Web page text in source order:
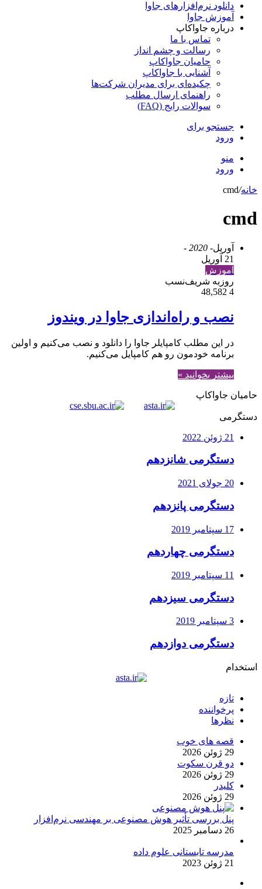
دانلود نرم‌افزارهای جاوا
آموزش جاوا
درباره جاواکاپ
تماس با ما
رسالت و چشم انداز
حامیان جاواکاپ
آشنایی با جاواکاپ
چکیده‌ای برای مدیران شرکت‌ها
راهنمای ارسال مطلب
سوالات رایج (FAQ)
جستجو برای
ورود
منو
ورود
خانه/
cmd
cmd
آوریل- 2020 -
21 آوریل
آموزش
روزبه شریف‌نسب
4
نصب و راه‌اندازی جاوا در ویندوز
در این مطلب کامپایلر جاوا را دانلود و نصب می‌کنیم و اولین
برنامه خودمون رو هم کامپایل می‌کنیم.
بیشتر بخوانید »
حامیان جاواکاپ
دستگرمی
21 ژوئن 2022
دستگرمی شانزدهم
20 جولای 2021
دستگرمی پانزدهم
17 سپتامبر 2019
دستگرمی چهاردهم
11 سپتامبر 2019
دستگرمی سیزدهم
3 سپتامبر 2019
دستگرمی دوازدهم
استخدام
تازه
پرخواننده
نظرها
قصه های خوب
29 ژوئن 2026
دو قرن سکوت
29 ژوئن 2026
کلیدر
29 ژوئن 2026
پنل بررسی تأثیر هوش مصنوعی بر مهندسی نرم‌افزار
26 دسامبر 2025
مدرسه تابستانی علوم داده
21 ژوئن 2023